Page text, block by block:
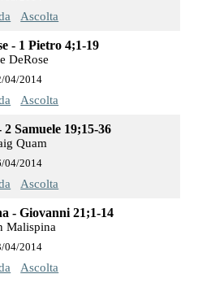
Ascolta
- 1 Pietro 4;1-19
DeRose
04/2014
Ascolta
Samuele 19;15-36
Quam
04/2014
Ascolta
- Giovanni 21;1-14
Malispina
04/2014
Ascolta